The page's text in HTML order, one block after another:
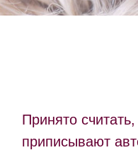
Принято
приписывают